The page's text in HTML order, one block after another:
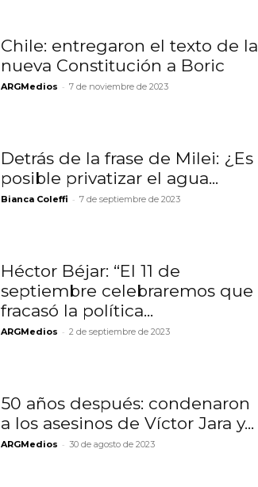
Chile: entregaron el texto de la
nueva Constitución a Boric
ARGMedios - 7 de noviembre de 2023
Detrás de la frase de Milei: ¿Es
posible privatizar el agua...
Bianca Coleffi - 7 de septiembre de 2023
Héctor Béjar: “El 11 de
septiembre celebraremos que
fracasó la política...
ARGMedios - 2 de septiembre de 2023
50 años después: condenaron
a los asesinos de Víctor Jara y...
ARGMedios - 30 de agosto de 2023